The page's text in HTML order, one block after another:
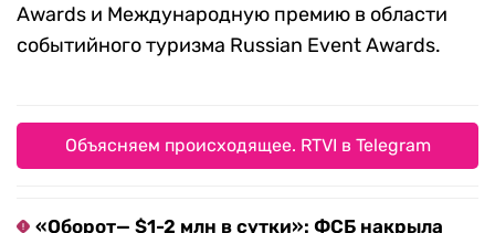
Awards и Международную премию в области
событийного туризма Russian Event Awards.
Объясняем происходящее. RTVI в Telegram
«Оборот— $1-2 млн в сутки»: ФСБ накрыла